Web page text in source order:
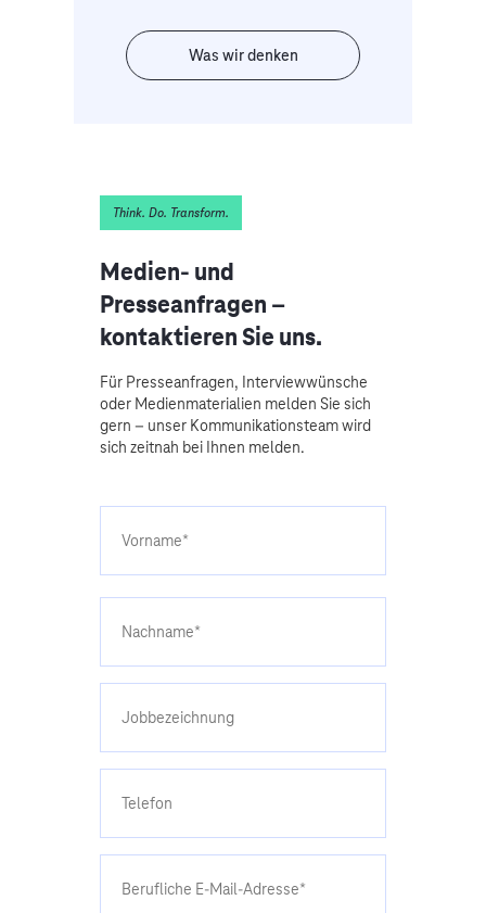
Was wir denken
Think. Do. Transform.
Medien- und
Presseanfragen –
kontaktieren Sie uns.
Für Presseanfragen, Interviewwünsche
oder Medienmaterialien melden Sie sich
gern – unser Kommunikationsteam wird
sich zeitnah bei Ihnen melden.